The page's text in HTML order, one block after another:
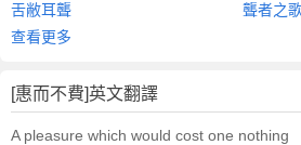
舌敝耳聾
聾者之
查看更多
[惠而不費]英文翻譯
A pleasure which would cost one nothing